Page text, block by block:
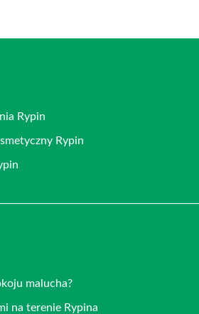
Rypin
Rypin
malucha?
na terenie Rypina